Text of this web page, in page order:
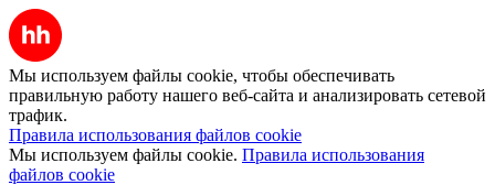
Мы используем файлы cookie, чтобы обеспечивать
правильную работу нашего веб-сайта и анализировать сетевой
трафик.
Правила использования файлов cookie
Мы используем файлы cookie. Правила использования
файлов cookie